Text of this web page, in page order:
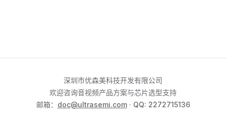
深圳市优森美科技开发有限公司
欢迎咨询音视频产品方案与芯片选型支持
邮箱： doc@ultrasemi.com· QQ: 2272715136